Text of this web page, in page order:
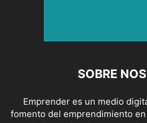
SOBRE
Emprender es un medio
fomento del emprendimiento